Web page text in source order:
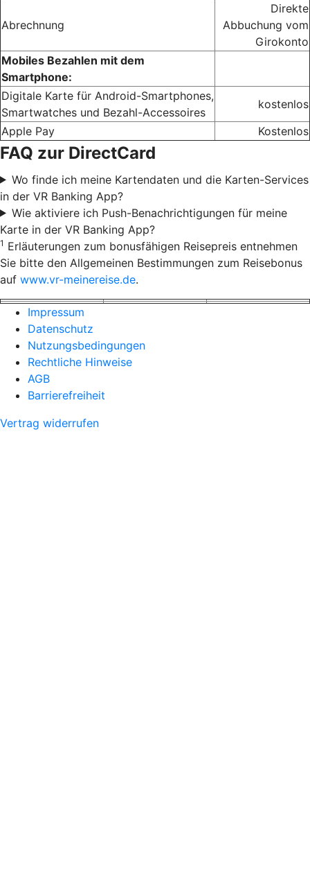
Abrechnung
Direkte
Abbuchung vom
Girokonto
Mobiles Bezahlen mit dem
Smartphone:
Digitale Karte für Android-Smartphones,
Smartwatches und Bezahl-Accessoires
kostenlos
Apple Pay
Kostenlos
FAQ zur DirectCard
Wo finde ich meine Kartendaten und die Karten-Services
in der VR Banking App?
Wie aktiviere ich Push-Benachrichtigungen für meine
Karte in der VR Banking App?
1 Erläuterungen zum bonusfähigen Reisepreis entnehmen
Sie bitte den Allgemeinen Bestimmungen zum Reisebonus
auf www.vr-meinereise.de.
Impressum
Datenschutz
Nutzungsbedingungen
Rechtliche Hinweise
AGB
Barrierefreiheit
Vertrag widerrufen